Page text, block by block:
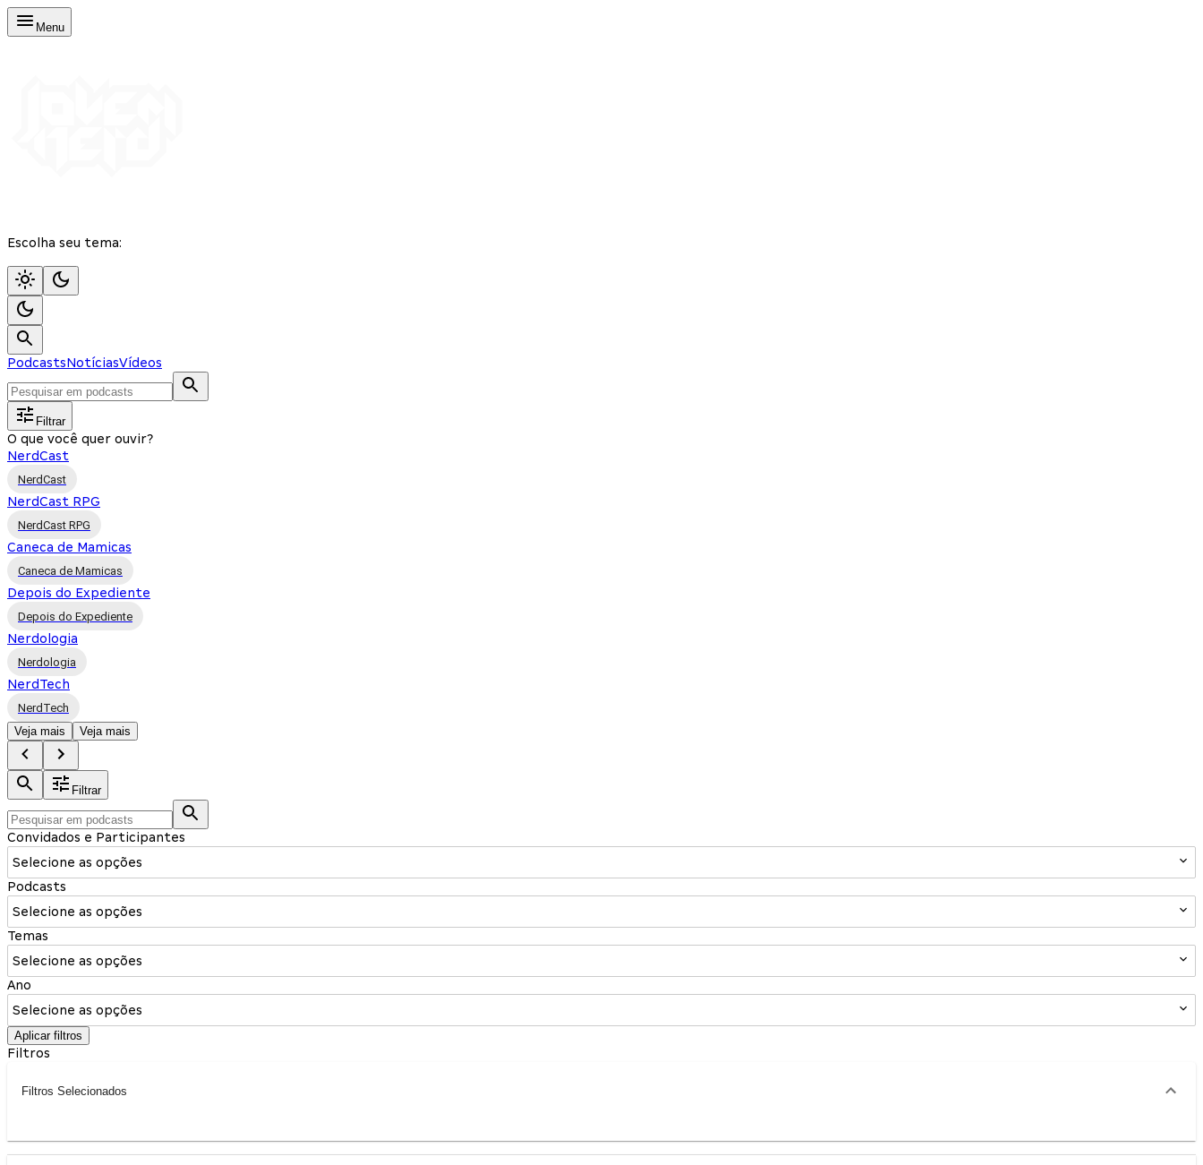
Menu
Escolha seu tema:
PodcastsNotíciasVídeos
Filtrar
O que você quer ouvir?
NerdCast
NerdCast
NerdCast RPG
NerdCast RPG
Caneca de Mamicas
Caneca de Mamicas
Depois do Expediente
Depois do Expediente
Nerdologia
Nerdologia
NerdTech
NerdTech
Veja mais
Veja mais
Filtrar
Convidados e Participantes
Selecione as opções
Podcasts
Selecione as opções
Temas
Selecione as opções
Ano
Selecione as opções
Aplicar filtros
Filtros
Filtros Selecionados